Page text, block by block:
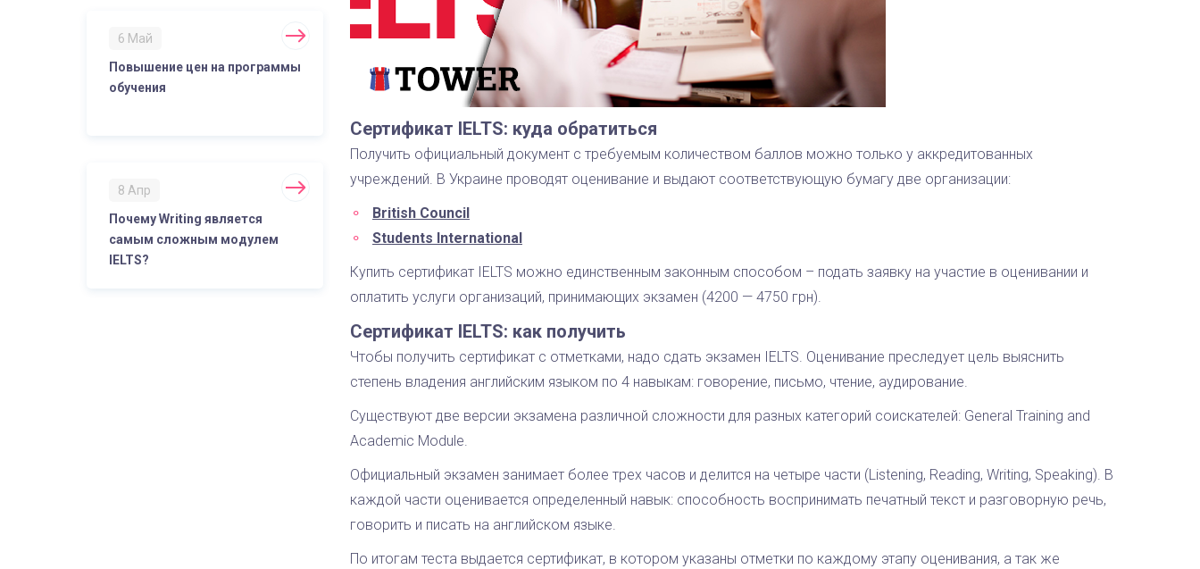
6 Май
Повышение цен на программы
обучения
8 Апр
Почему Writing является
самым сложным модулем
IELTS?
Сертификат IELTS: куда обратиться
Получить официальный документ с требуемым количеством баллов можно только у аккредитованных
учреждений. В Украине проводят оценивание и выдают соответствующую бумагу две организации:
British Council
Students International
Купить сертификат IELTS можно единственным законным способом – подать заявку на участие в оценивании и
оплатить услуги организаций, принимающих экзамен (4200 — 4750 грн).
Сертификат IELTS: как получить
Чтобы получить сертификат с отметками, надо сдать экзамен IELTS. Оценивание преследует цель выяснить
степень владения английским языком по 4 навыкам: говорение, письмо, чтение, аудирование.
Существуют две версии экзамена различной сложности для разных категорий соискателей: General Training and
Academic Module.
Официальный экзамен занимает более трех часов и делится на четыре части (Listening, Reading, Writing, Speaking). В
каждой части оценивается определенный навык: способность воспринимать печатный текст и разговорную речь,
говорить и писать на английском языке.
По итогам теста выдается сертификат, в котором указаны отметки по каждому этапу оценивания, а так же